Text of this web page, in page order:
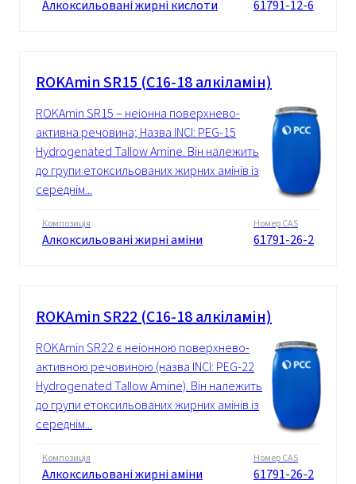
Алкоксильовані жирні кислоти 61791-12-6
ROKAmin SR15 (C16-18 алкіламін)
ROKAmin SR15 – неіонна поверхнево-
активна речовина; Назва INCI: PEG-15
Hydrogenated Tallow Amine. Він належить
до групи етоксильованих жирних амінів із
середнім...
Композиція
Алкоксильовані жирні аміни
Номер CAS
61791-26-2
ROKAmin SR22 (C16-18 алкіламін)
ROKAmin SR22 є неіонною поверхнево-
активною речовиною (назва INCI: PEG-22
Hydrogenated Tallow Amine). Він належить
до групи етоксильованих жирних амінів із
середнім...
Композиція
Алкоксильовані жирні аміни
Номер CAS
61791-26-2